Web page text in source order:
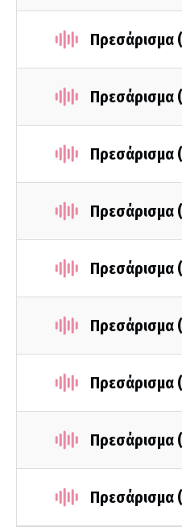
Πρεσάρισμα
Πρεσάρισμα
Πρεσάρισμα
Πρεσάρισμα
Πρεσάρισμα
Πρεσάρισμα